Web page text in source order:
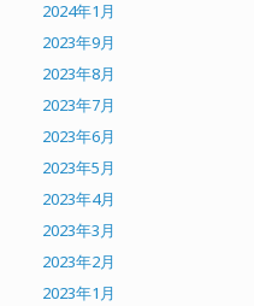
2024年1月
2023年9月
2023年8月
2023年7月
2023年6月
2023年5月
2023年4月
2023年3月
2023年2月
2023年1月